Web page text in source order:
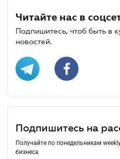
Читайте нас в
Подпишитесь, чтоб быть в
новостей.
Подпишитесь на
Получайте по понедельникам
бизнеса